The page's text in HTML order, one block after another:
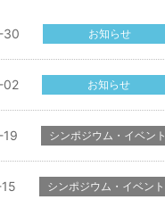
30 お知らせ
02 お知らせ
シンポジウム・イベント
シンポジウム・イベント